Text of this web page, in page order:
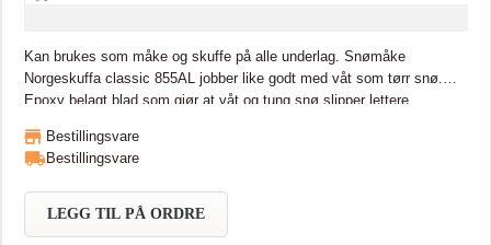
Kan brukes som måke og skuffe på alle underlag. Snømåke
Norgeskuffa classic 855AL jobber like godt med våt som tørr snø.
Epoxy belagt blad som gjør at våt og tung snø slipper lettere.
Bestillingsvare
Bestillingsvare
LEGG TIL PÅ ORDRE